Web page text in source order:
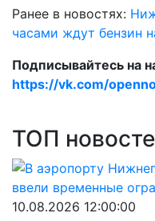
Ранее в новостях:
часами ждут бензин
Подписывайтесь на
https://vk.com/
ТОП
10.08.2026 12:00:00